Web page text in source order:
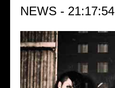
NEWS - 21:17:54